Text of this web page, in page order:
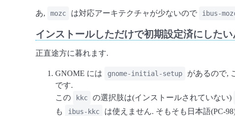
あ, mozc は対応アーキテクチャが少ないので ibus-
インストールしただけで初期設定済にした
正直途方に暮れます.
GNOME には gnome-initial-setup
があるので,
です.
この
kkc の選択肢は(インストールされていない)
も
ibus-kkc
は使えません. そもそも日本語(PC-